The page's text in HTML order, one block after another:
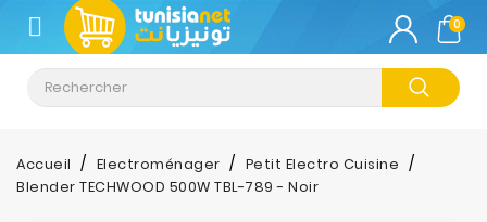
CATÉGORIE
Climatisation
Informatique
0
Accueil Electroménager
Petit Electro Cuisine
Blender TECHWOOD 500W TBL-789 - Noir